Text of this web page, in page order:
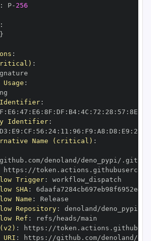
: P- 256
:
}
:
:
:
Identifier:
: E6 : 47 : E6 : 8F : DF : B4: 4C : 72 : 28 : 57 : 8E
Identifier:
D3 : E9 : CF : 56 : 24: 11 : 96 : F9 : A8 : D8 : E9 : 28
Name (critical) :
https :
Trigger:
SHA:
Name :
Repository:
Ref :
: https :
: https :